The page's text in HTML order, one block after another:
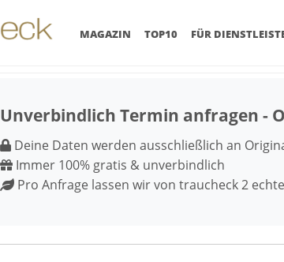
MAGAZIN (CURRENT)
TOP10 FÜR
Unverbindlich Termin anfragen -
Deine Daten werden ausschließlich an
Immer 100% gratis & unverbindlich
Pro Anfrage lassen wir von traucheck 2